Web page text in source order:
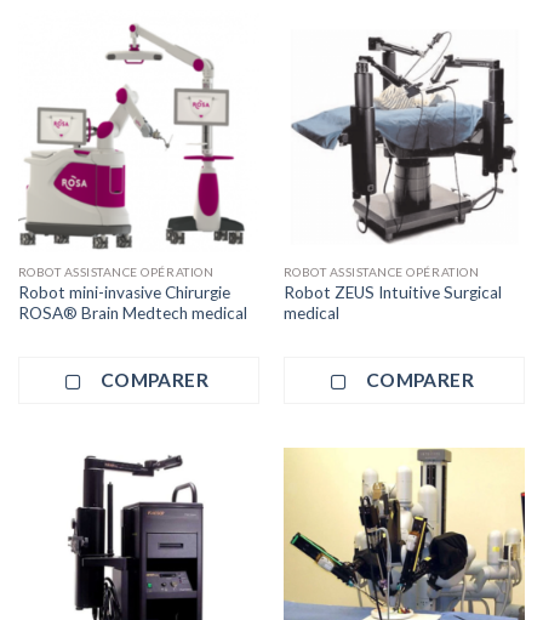
ROBOT ASSISTANCE OPÉRATION
Robot mini-invasive Chirurgie
ROSA® Brain Medtech medical
COMPARER
ROBOT ASSISTANCE OPÉRATION
Robot ZEUS Intuitive Surgical
medical
COMPARER